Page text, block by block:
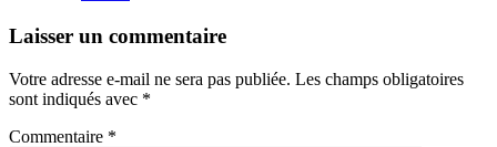
Laisser un commentaire
Votre adresse e-mail ne sera pas publiée. Les champs obligatoires
sont indiqués avec *
Commentaire *